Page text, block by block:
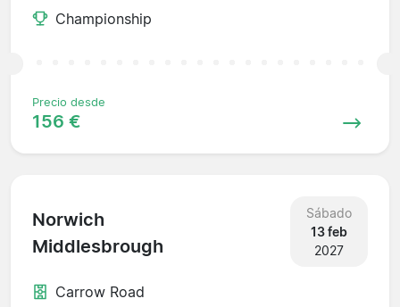
Championship
Precio desde
156 €
Norwich
Middlesbrough
Sábado
13 feb
2027
Carrow Road